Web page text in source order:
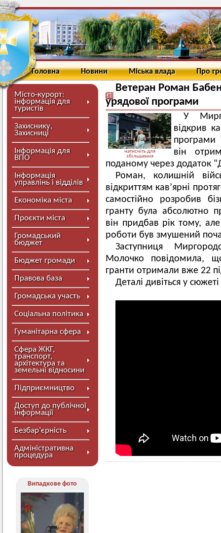
Головна Новини Міська влада Про
Місто-курорт:
інформація для
туристів
Захиснику,
Захисниці
Інформація для
ВПО
Інформація
управлінь і відділів
Економіка міста
Проєкти міста
Громадський
бюджет
Бюджет громади
Правова база
Громадська участь
Соціальна політика
Гуманітарна сфера
Сфера ЖКГ,
транспорт,
архітектура та
земельні відносини
Підприємництво
Доступ до публічної
інформації
Безбар’єрність
Адміністративна
процедура
Випадкове фото
Ветеран Роман
урядової програми
натисніть для
збільшення
У
відкрив
програми
він
поданому через додаток
Роман, колишній
відкриттям кав’ярні
самостійно розробив
гранту була абсолютно
він придбав рік тому,
роботи був змушений
Заступниця
Молочко повідомила,
гранти отримали вже 22
Деталі дивіться у